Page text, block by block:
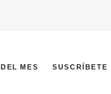
MES SUSCRÍBETE